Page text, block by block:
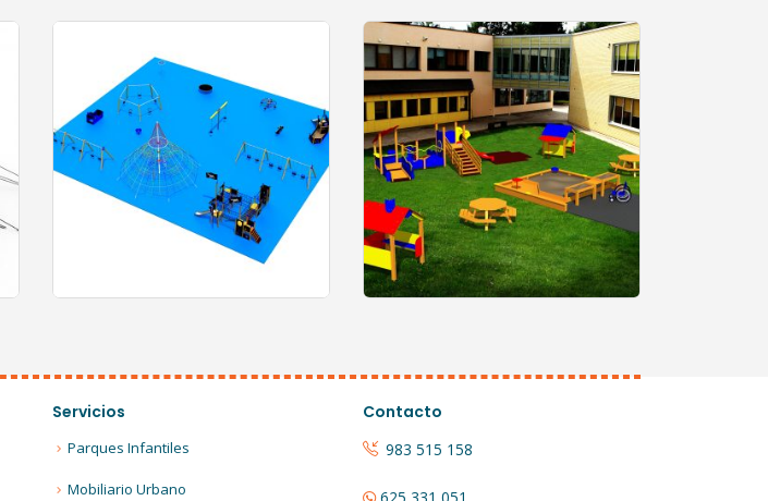
out of 5 0out of 5
Servicios
Parques Infantiles
Mobiliario Urbano
Contacto
983 515 158